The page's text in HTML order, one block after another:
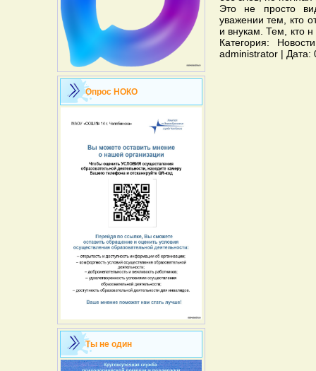
Опрос НОКО
Ты не один
Это не просто
уважении тем, кто
и внукам. Тем, кто н
Категория:
administrator | Дата: